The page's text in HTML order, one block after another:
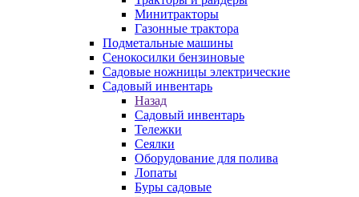
Минитракторы
Газонные трактора
Подметальные машины
Сенокосилки бензиновые
Садовые ножницы электрические
Садовый инвентарь
Назад
Садовый инвентарь
Тележки
Сеялки
Оборудование для полива
Лопаты
Буры садовые